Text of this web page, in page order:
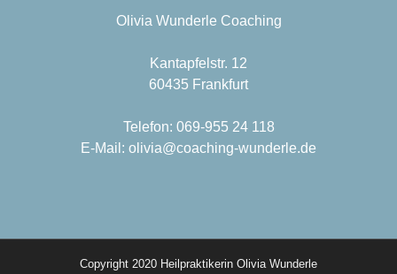
Olivia Wunderle Coaching
Kantapfelstr. 12
60435 Frankfurt
Telefon: 069-955 24 118
E-Mail: olivia@coaching-wunderle.de
Copyright 2020 Heilpraktikerin Olivia Wunderle